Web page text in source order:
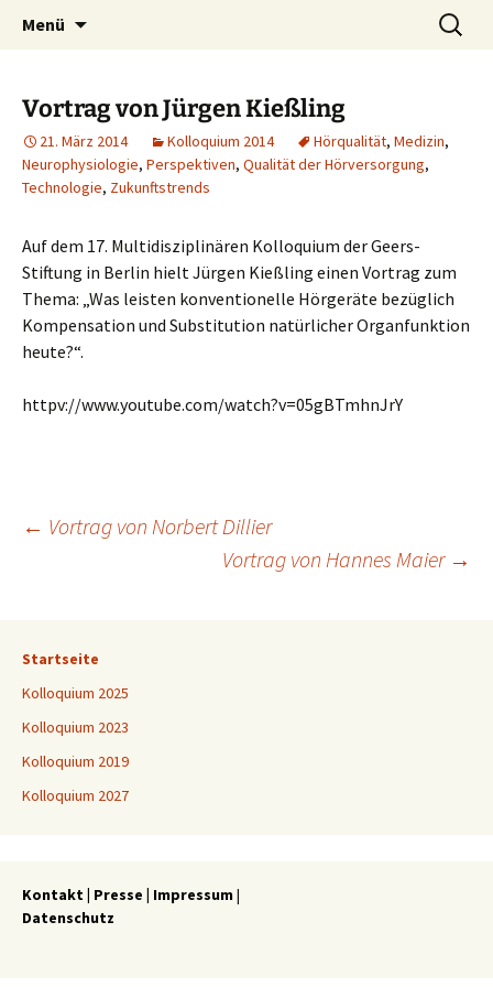
KIND Hörstiftung
Menü
Suchen
nach:
Vortrag von Jürgen Kießling
21. März 2014 Kolloquium 2014 Hörqualität, Medizin,
Neurophysiologie, Perspektiven, Qualität der Hörversorgung,
Technologie, Zukunftstrends
Auf dem 17. Multidisziplinären Kolloquium der Geers-
Stiftung in Berlin hielt Jürgen Kießling einen Vortrag zum
Thema: „Was leisten konventionelle Hörgeräte bezüglich
Kompensation und Substitution natürlicher Organfunktion
heute?“.
httpv://www.youtube.com/watch?v=05gBTmhnJrY
Beitragsnavigation
← Vortrag von Norbert Dillier
Vortrag von Hannes Maier →
Startseite
Kolloquium 2025
Kolloquium 2023
Kolloquium 2019
Kolloquium 2027
Kontakt| Presse | Impressum|
Datenschutz